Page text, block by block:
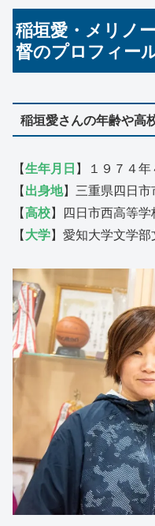
稲垣愛・メリノ
督のプロフィー
稲垣愛さんの年齢や高
【生年月日】１９７４
【出身地】三重県四日市
【高校】四日市西高等学
【大学】愛知大学文学